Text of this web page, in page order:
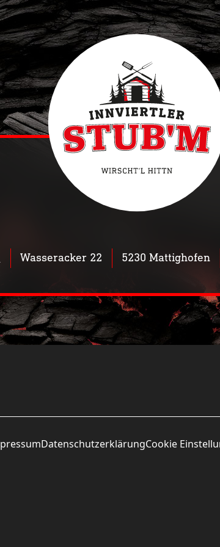
Wasseracker 22 5230 Mattighofen
D
Fisch und
DatenschutzerklärungCookie